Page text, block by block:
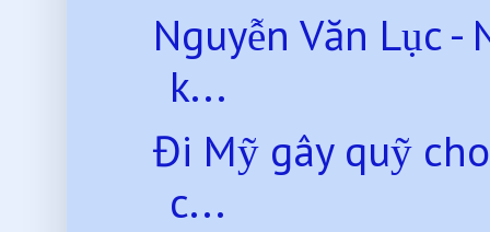
Nguyễn Văn Lục
k...
Đi Mỹ gây quỹ
c...